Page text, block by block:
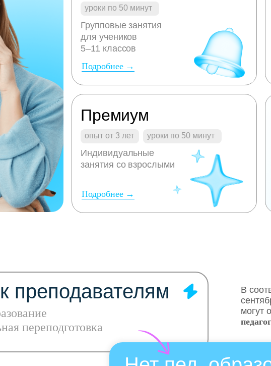
Групповые занятия
для учеников
5–11 классов
уроки по 50 минут
Подробнее →
Премиум
опыт от 3 лет уроки по 50 минут
Индивидуальные
занятия со взрослыми
Подробнее →
переподготовка
В
могут
преподавателям